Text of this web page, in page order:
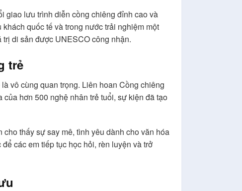
giao lưu trình diễn cồng chiêng đỉnh cao và
quốc tế và trong nước trải nghiệm một
di sản được UNESCO công nhận.
trẻ
vô cùng quan trọng. Liên hoan Cồng chiêng
hơn 500 nghệ nhân trẻ tuổi, sự kiện đã tạo
thấy sự say mê, tình yêu dành cho văn hóa
các em tiếp tục học hỏi, rèn luyện và trở